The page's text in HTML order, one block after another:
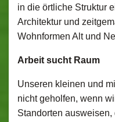
in die örtliche Struktur
Architektur und
Wohnformen Alt und
Arbeit sucht Raum
Unseren kleinen und
nicht geholfen, wenn
Standorten